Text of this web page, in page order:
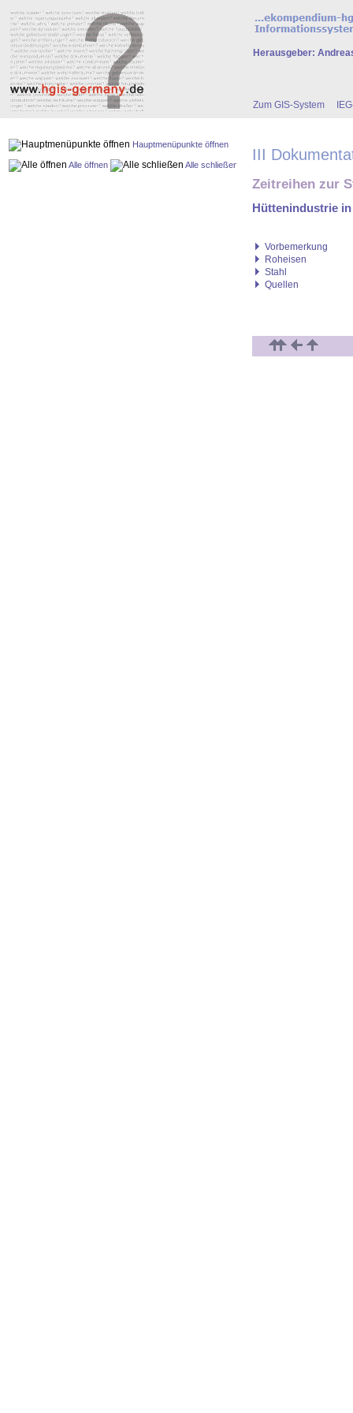
Herausgeber:
Zum GIS-System
Hauptmenüpunkte öffnen
Alle öffnen Alle schließen
III
Zeitreihen zur
Hüttenindustrie
Vorbemerkung
Roheisen
Stahl
Quellen